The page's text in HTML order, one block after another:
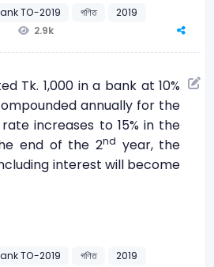
TO-2019 গণিত
2019
2.9k
Tk. 1,000 in a bank at 10%
annually for the
increases to 15% in the
end of the 2nd year, the
interest will become
TO-2019 গণিত
2019